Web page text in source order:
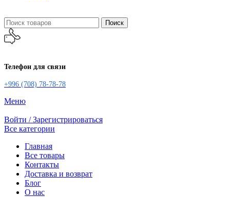
Поиск
Телефон для связи
+996 (708) 78-78-78
Меню
Войти / Зарегистрироваться
Все категории
Главная
Все товары
Контакты
Доставка и возврат
Блог
О нас